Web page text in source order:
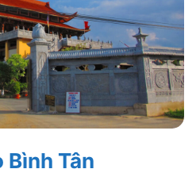
Bình Tân